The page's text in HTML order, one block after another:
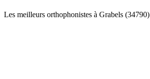
Les meilleurs orthophonistes à Grabels (34790)